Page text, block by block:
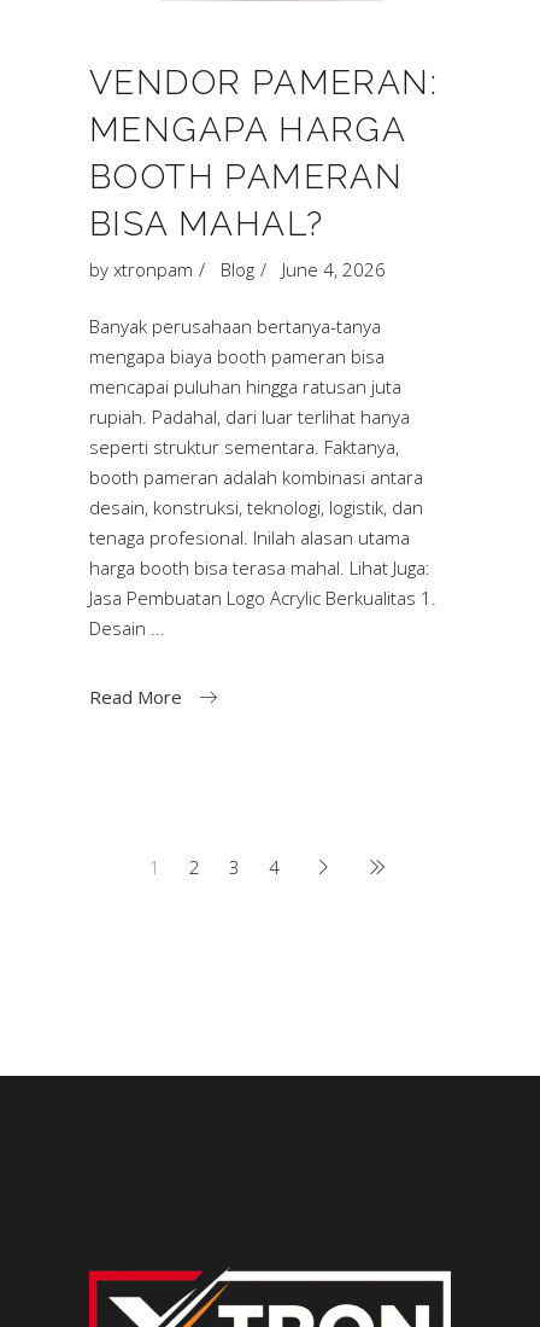
VENDOR PAMERAN:
MENGAPA HARGA
BOOTH PAMERAN
BISA MAHAL?
by xtronpam Blog June 4, 2026
Banyak perusahaan bertanya-tanya
mengapa biaya booth pameran bisa
mencapai puluhan hingga ratusan juta
rupiah. Padahal, dari luar terlihat hanya
seperti struktur sementara. Faktanya,
booth pameran adalah kombinasi antara
desain, konstruksi, teknologi, logistik, dan
tenaga profesional. Inilah alasan utama
harga booth bisa terasa mahal. Lihat Juga:
Jasa Pembuatan Logo Acrylic Berkualitas 1.
Desain
Read More
1 2 3 4